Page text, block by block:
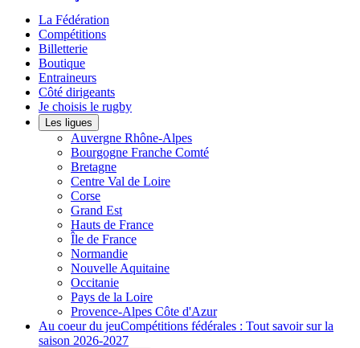
La Fédération
Compétitions
Billetterie
Boutique
Entraineurs
Côté dirigeants
Je choisis le rugby
Les ligues
Auvergne Rhône-Alpes
Bourgogne Franche Comté
Bretagne
Centre Val de Loire
Corse
Grand Est
Hauts de France
Île de France
Normandie
Nouvelle Aquitaine
Occitanie
Pays de la Loire
Provence-Alpes Côte d'Azur
Au coeur du jeuCompétitions fédérales : Tout savoir sur la
saison 2026-2027